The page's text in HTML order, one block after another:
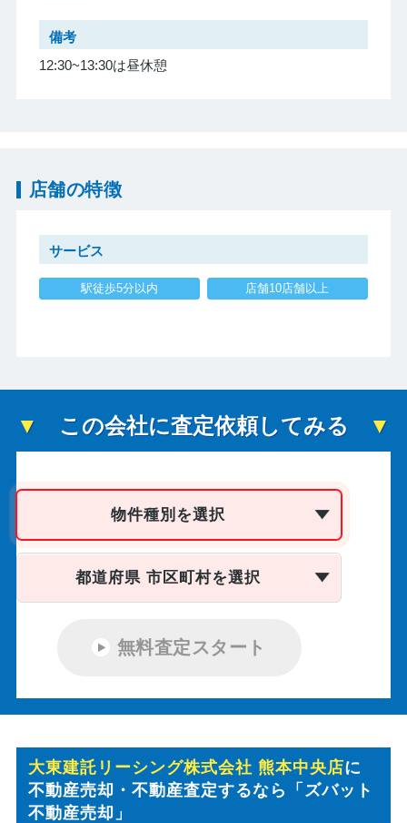
備考
12:30~13:30は昼休憩
店舗の特徴
サービス
駅徒歩5分以内 店舗10店舗以上
この会社に査定依頼してみる
物件種別を選択
都道府県 市区町村を選択
無料査定スタート
大東建託リーシング株式会社 熊本中央店に
不動産売却・不動産査定するなら「ズバット
不動産売却」